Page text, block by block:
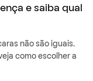
e saiba qual
não são iguais.
como escolher a